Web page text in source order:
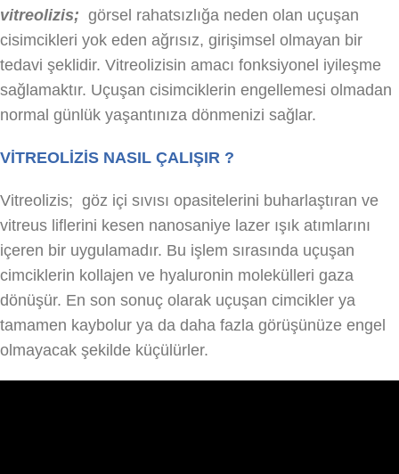
vitreolizis; görsel rahatsızlığa neden olan uçuşan
cisimcikleri yok eden ağrısız, girişimsel olmayan bir
tedavi şeklidir. Vitreolizisin amacı fonksiyonel iyileşme
sağlamaktır. Uçuşan cisimciklerin engellemesi olmadan
normal günlük yaşantınıza dönmenizi sağlar.
VİTREOLİZİS NASIL ÇALIŞIR ?
Vitreolizis; göz içi sıvısı opasitelerini buharlaştıran ve
vitreus liflerini kesen nanosaniye lazer ışık atımlarını
içeren bir uygulamadır. Bu işlem sırasında uçuşan
cimciklerin kollajen ve hyaluronin molekülleri gaza
dönüşür. En son sonuç olarak uçuşan cimcikler ya
tamamen kaybolur ya da daha fazla görüşünüze engel
olmayacak şekilde küçülürler.